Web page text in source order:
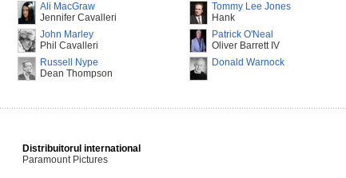
Ali MacGraw
Jennifer Cavalleri
Tommy Lee Jones
Hank
John Marley
Phil Cavalleri
Patrick O'Neal
Oliver Barrett IV
Russell Nype
Dean Thompson
Donald Warnock
Distribuitorul international
Paramount Pictures